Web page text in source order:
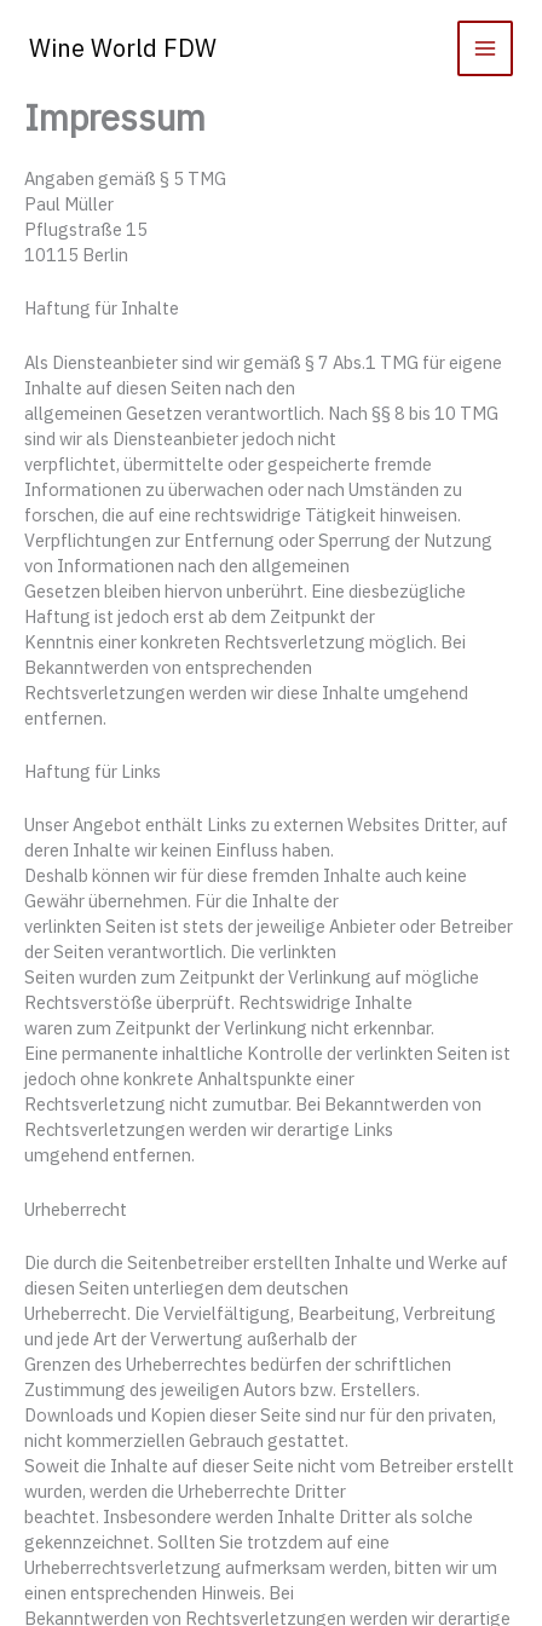
Inhalt
springenWine World FDW
Impressum
Angaben gemäß § 5 TMG
Paul Müller
Pflugstraße 15
10115 Berlin
Haftung für Inhalte
Als Diensteanbieter sind wir gemäß § 7 Abs.1 TMG für eigene
Inhalte auf diesen Seiten nach den
allgemeinen Gesetzen verantwortlich. Nach §§ 8 bis 10 TMG
sind wir als Diensteanbieter jedoch nicht
verpflichtet, übermittelte oder gespeicherte fremde
Informationen zu überwachen oder nach Umständen zu
forschen, die auf eine rechtswidrige Tätigkeit hinweisen.
Verpflichtungen zur Entfernung oder Sperrung der Nutzung
von Informationen nach den allgemeinen
Gesetzen bleiben hiervon unberührt. Eine diesbezügliche
Haftung ist jedoch erst ab dem Zeitpunkt der
Kenntnis einer konkreten Rechtsverletzung möglich. Bei
Bekanntwerden von entsprechenden
Rechtsverletzungen werden wir diese Inhalte umgehend
entfernen.
Haftung für Links
Unser Angebot enthält Links zu externen Websites Dritter, auf
deren Inhalte wir keinen Einfluss haben.
Deshalb können wir für diese fremden Inhalte auch keine
Gewähr übernehmen. Für die Inhalte der
verlinkten Seiten ist stets der jeweilige Anbieter oder Betreiber
der Seiten verantwortlich. Die verlinkten
Seiten wurden zum Zeitpunkt der Verlinkung auf mögliche
Rechtsverstöße überprüft. Rechtswidrige Inhalte
waren zum Zeitpunkt der Verlinkung nicht erkennbar.
Eine permanente inhaltliche Kontrolle der verlinkten Seiten ist
jedoch ohne konkrete Anhaltspunkte einer
Rechtsverletzung nicht zumutbar. Bei Bekanntwerden von
Rechtsverletzungen werden wir derartige Links
umgehend entfernen.
Urheberrecht
Die durch die Seitenbetreiber erstellten Inhalte und Werke auf
diesen Seiten unterliegen dem deutschen
Urheberrecht. Die Vervielfältigung, Bearbeitung, Verbreitung
und jede Art der Verwertung außerhalb der
Grenzen des Urheberrechtes bedürfen der schriftlichen
Zustimmung des jeweiligen Autors bzw. Erstellers.
Downloads und Kopien dieser Seite sind nur für den privaten,
nicht kommerziellen Gebrauch gestattet.
Soweit die Inhalte auf dieser Seite nicht vom Betreiber erstellt
wurden, werden die Urheberrechte Dritter
beachtet. Insbesondere werden Inhalte Dritter als solche
gekennzeichnet. Sollten Sie trotzdem auf eine
Urheberrechtsverletzung aufmerksam werden, bitten wir um
einen entsprechenden Hinweis. Bei
Bekanntwerden von Rechtsverletzungen werden wir derartige